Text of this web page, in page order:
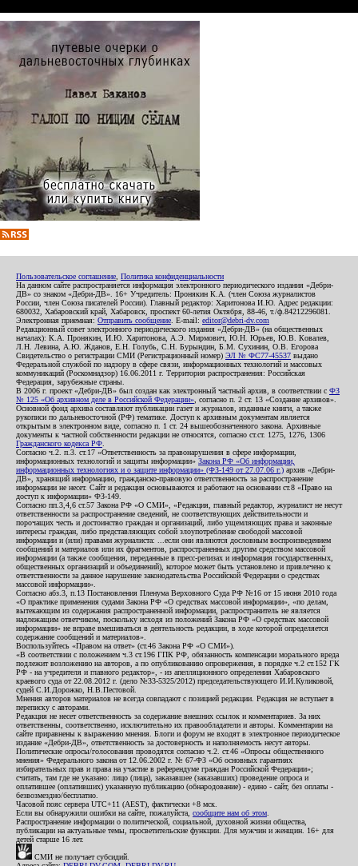
Пользовательское соглашение Политика конфиденциальности
На данном сайте распространяется информация электронного периодического издания «Дебри-
ДВ» со знаком «Дебри-ДВ». 16+ Учредитель: Пронякин К.А. (член Союза журналистов
России, член Союза писателей России). Главный редактор: Харитонова И.Ю. Адрес редакции:
680032, Хабаровский край, Хабаровск, проспект 60-летия Октября, 88-46, т./ф.84212296081.
Электронная приемная: Отправить сообщение . E-mail: editor@debri-dv.com
Редакционный совет электронного периодического издания «Дебри-ДВ» (на общественных
началах): К.А. Пронякин, И.Ю. Харитонова, А.Э. Мирмович, Ю.Н. Юрьев, Ю.В. Ковалев,
Л.Н. Левина, А.Ю. Жданов, Е.Н. Голубь, С.Н. Бурындин, Б.М. Сухинин, О.В. Егорова
Свидетельство о регистрации СМИ (Регистрационный номер) ЭЛ № ФС77-45537 выдано
Федеральной службой по надзору в сфере связи, информационных технологий и массовых
коммуникаций (Роскомнадзор) 16.06.2011 г. Территория распространения: Российская
Федерация, зарубежные страны.
В 2006 г. проект «Дебри-ДВ» был создан как электронный частный архив, в соответствии с ФЗ
№ 125 «Об архивном деле в Российской Федерации» , согласно п. 2 ст. 13 «Создание архивов».
Основной фонд архива составляют публикации газет и журналов, изданные книги, а также
рукописи по дальневосточной (РФ) тематике. Доступ к архивным документам является
открытым в электронном виде, согласно п. 1 ст. 24 вышеобозначенного закона. Архивные
документы к частной собственности редакции не относятся, согласно ст.ст. 1275, 1276, 1306
Гражданского кодекса РФ
Согласно ч.2. п.3. ст.17 «Ответственность за правонарушения в сфере информации,
информационных технологий и защиты информации» Закона РФ «Об информации,
информационных технологиях и о защите информации» (ФЗ-149 от 27.07.06 г.) архив «Дебри-
ДВ», хранящий информацию, гражданско-правовую ответственность за распространение
информации не несет. Сайт и редакция основываются и работают на основании ст.8 «Право на
доступ к информации» ФЗ-149.
Согласно пп.3,4,6 ст.57 Закона РФ «О СМИ», «Редакция, главный редактор, журналист не несут
ответственности за распространение сведений, не соответствующих действительности и
порочащих честь и достоинство граждан и организаций, либо ущемляющих права и законные
интересы граждан, либо представляющих собой злоупотребление свободой массовой
информации и (или) правами журналиста: ...если они являются дословным воспроизведением
сообщений и материалов или их фрагментов, распространенных другим средством массовой
информации (а также сообщения, переданные в пресс-релизах и информация государственных,
общественных организаций и объединений), которое может быть установлено и привлечено к
ответственности за данное нарушение законодательства Российской Федерации о средствах
массовой информации».
Согласно абз.3, п.13 Постановления Пленума Верховного Суда РФ №16 от 15 июня 2010 года
«О практике применения судами Закона РФ «О средствах массовой информации», «по делам,
вытекающим из содержания распространенной информации, распространитель не является
надлежащим ответчиком, поскольку исходя из положений Закона РФ «О средствах массовой
информации» не вправе вмешиваться в деятельность редакции, в ходе которой определяется
содержание сообщений и материалов».
Воспользуйтесь «Правом на ответ» (ст.46 Закона РФ «О СМИ»).
«В соответствии с положением ч.3 ст.196 ГПК РФ, обязанность компенсации морального вреда
подлежит возложению на авторов, а по опубликованию опровержения, в порядке ч.2 ст.152 ГК
РФ - на учредителя и главного редактор», - из апелляционного определения Хабаровского
краевого суда от 22.08.2012 г. (дело №33-5325/2012) председательствующего И.И.Куликовой,
судей С.И.Дорожко, Н.В.Пестовой.
Мнения авторов материалов не всегда совпадают с позицией редакции. Редакция не вступает в
переписку с авторами.
Редакция не несет ответственность за содержание внешних ссылок и комментариев. За них
ответственны, соответственно, исключительно их правообладатели и авторы. Комментарии на
сайте приравнены к выражению мнения. Блоги и форум не входят в электронное периодическое
издание «Дебри-ДВ», ответственность за достоверность и наполняемость несут авторы.
Политические опросы/голосования проводятся согласно ч.2. ст.46 «Опросы общественного
мнения» Федерального закона от 12.06.2002 г. № 67-ФЗ «Об основных гарантиях
избирательных прав и права на участие в референдуме граждан Российской Федерации»;
считать, там где не указано: лицо (лица), заказавшее (заказавших) проведение опроса и
оплатившее (оплативших) указанную публикацию (обнародование) - едино - сайт, без оплаты -
безвозмездно/бесплатно.
Часовой пояс сервера UTC+11 (AEST), фактически +8 мск.
Если вы обнаружили ошибки на сайте, пожалуйста, сообщите нам об этом
Распространение информации о политической, социальной, духовной жизни общества,
публикации на актуальные темы, просветительские функции. Для мужчин и женщин. 16+ для
детей старше 16 лет.
СМИ не получает субсидий.